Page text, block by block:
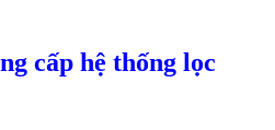
cấp hệ thống lọc